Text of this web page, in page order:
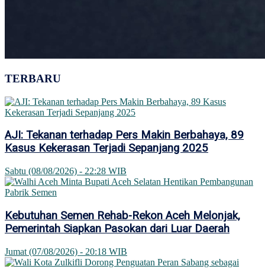
TERBARU
AJI: Tekanan terhadap Pers Makin Berbahaya, 89
Kasus Kekerasan Terjadi Sepanjang 2025
Sabtu (08/08/2026) - 22:28 WIB
Kebutuhan Semen Rehab-Rekon Aceh Melonjak,
Pemerintah Siapkan Pasokan dari Luar Daerah
Jumat (07/08/2026) - 20:18 WIB